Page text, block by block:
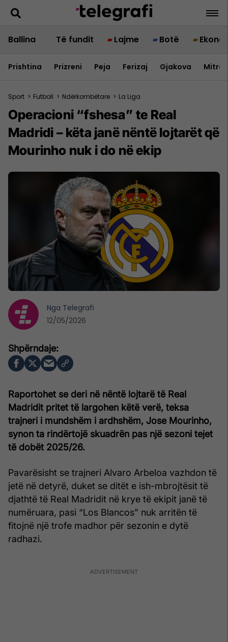
Ballina Të fundit Lajme Botë
Prishtina Prizreni Peja Ferizaj Gjakova
Sport > Futboll > Ndërkombëtare > La Liga
Operacioni “fshesa” te Real
Madridi – këta janë nëntë lojtarët që
Mourinho nuk i do në ekip
Raportohet se deri në nëntë lojtarë të Real
Madridit pritet të largohen këtë verë, teksa
trajneri i mundshëm i ardhshëm, Jose Mourinho,
synon ta rindërtojë skuadrën pas një sezoni tejet
të dobët 2025/26.
Pavarësisht se trajneri Alvaro Arbeloa vazhdon të
jetë në detyrë, duket se ditët e ish-mbrojtësit të
djathtë të Real Madridit në krye të ekipit janë të
numëruara, pasi “Los Blancos” nuk arritën të
fitojnë një trofe madhor për sezonin e dytë
radhazi.
Nga Telegrafi
12/05/2026